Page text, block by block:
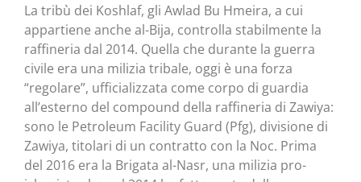
La tribù dei Koshlaf, gli Awlad Bu Hmeira, a cui
appartiene anche al-Bija, controlla stabilmente la
raffineria dal 2014. Quella che durante la guerra
civile era una milizia tribale, oggi è una forza
“regolare”, ufficializzata come corpo di guardia
all’esterno del compound della raffineria di Zawiya:
sono le Petroleum Facility Guard (Pfg), divisione di
Zawiya, titolari di un contratto con la Noc. Prima
del 2016 era la Brigata al-Nasr, una milizia pro-